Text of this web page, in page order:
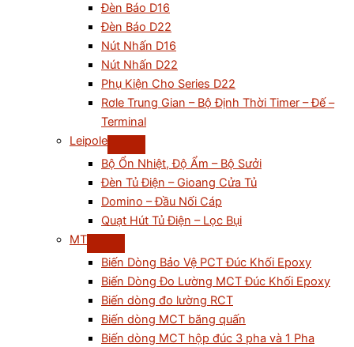
Đèn Báo D16
Đèn Báo D22
Nút Nhấn D16
Nút Nhấn D22
Phụ Kiện Cho Series D22
Rơle Trung Gian – Bộ Định Thời Timer – Đế –
Terminal
Leipole
Bộ Ổn Nhiệt, Độ Ẩm – Bộ Sưởi
Đèn Tủ Điện – Gioang Cửa Tủ
Domino – Đầu Nối Cáp
Quạt Hút Tủ Điện – Lọc Bụi
MT
Biến Dòng Bảo Vệ PCT Đúc Khối Epoxy
Biến Dòng Đo Lường MCT Đúc Khối Epoxy
Biến dòng đo lường RCT
Biến dòng MCT băng quấn
Biến dòng MCT hộp đúc 3 pha và 1 Pha